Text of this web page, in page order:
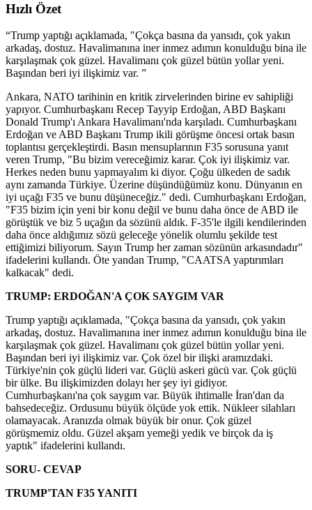
Hızlı Özet
“Trump yaptığı açıklamada, "Çokça basına da yansıdı, çok yakın
arkadaş, dostuz. Havalimanına iner inmez adımın konulduğu bina ile
karşılaşmak çok güzel. Havalimanı çok güzel bütün yollar yeni.
Başından beri iyi ilişkimiz var. ”
Ankara, NATO tarihinin en kritik zirvelerinden birine ev sahipliği
yapıyor. Cumhurbaşkanı Recep Tayyip Erdoğan, ABD Başkanı
Donald Trump'ı Ankara Havalimanı'nda karşıladı. Cumhurbaşkanı
Erdoğan ve ABD Başkanı Trump ikili görüşme öncesi ortak basın
toplantısı gerçekleştirdi. Basın mensuplarının F35 sorusuna yanıt
veren Trump, "Bu bizim vereceğimiz karar. Çok iyi ilişkimiz var.
Herkes neden bunu yapmayalım ki diyor. Çoğu ülkeden de sadık
aynı zamanda Türkiye. Üzerine düşündüğümüz konu. Dünyanın en
iyi uçağı F35 ve bunu düşüneceğiz." dedi. Cumhurbaşkanı Erdoğan,
"F35 bizim için yeni bir konu değil ve bunu daha önce de ABD ile
görüştük ve biz 5 uçağın da sözünü aldık. F-35'le ilgili kendilerinden
daha önce aldığımız sözü geleceğe yönelik olumlu şekilde test
ettiğimizi biliyorum. Sayın Trump her zaman sözünün arkasındadır"
ifadelerini kullandı. Öte yandan Trump, "CAATSA yaptırımları
kalkacak" dedi.
TRUMP: ERDOĞAN'A ÇOK SAYGIM VAR
Trump yaptığı açıklamada, "Çokça basına da yansıdı, çok yakın
arkadaş, dostuz. Havalimanına iner inmez adımın konulduğu bina ile
karşılaşmak çok güzel. Havalimanı çok güzel bütün yollar yeni.
Başından beri iyi ilişkimiz var. Çok özel bir ilişki aramızdaki.
Türkiye'nin çok güçlü lideri var. Güçlü askeri gücü var. Çok güçlü
bir ülke. Bu ilişkimizden dolayı her şey iyi gidiyor.
Cumhurbaşkanı'na çok saygım var. Büyük ihtimalle İran'dan da
bahsedeceğiz. Ordusunu büyük ölçüde yok ettik. Nükleer silahları
olamayacak. Aranızda olmak büyük bir onur. Çok güzel
görüşmemiz oldu. Güzel akşam yemeği yedik ve birçok da iş
yaptık" ifadelerini kullandı.
SORU- CEVAP
TRUMP'TAN F35 YANITI